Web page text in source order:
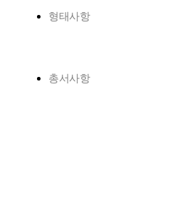
형태사항
총서사항